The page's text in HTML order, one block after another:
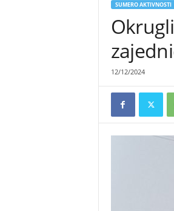
SUMERO AKTIVNOSTI
12/12/2024